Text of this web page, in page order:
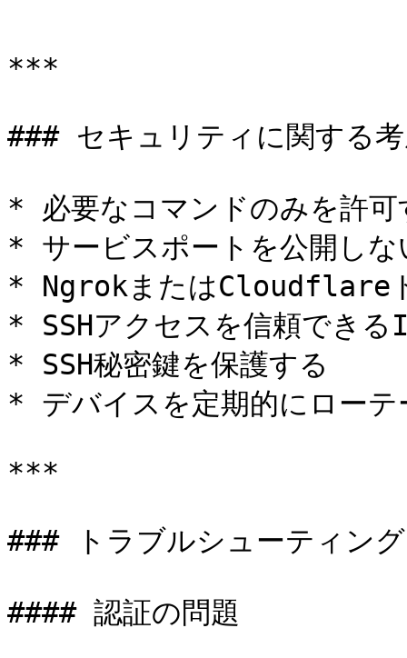
***
### セキュリティに関する
* 必要なコマンドのみを許可
* サービスポートを公開しな
* NgrokまたはCloudflare
* SSHアクセスを信頼できる
* SSH秘密鍵を保護する
* デバイスを定期的にローテ
***
### トラブルシューティング
#### 認証の問題